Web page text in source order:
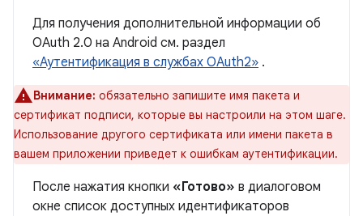
Для получения дополнительной информации об
OAuth 2.0 на Android см. раздел
«Аутентификация в службах OAuth2» .
Внимание: обязательно запишите имя пакета и
сертификат подписи, которые вы настроили на этом шаге.
Использование другого сертификата или имени пакета в
вашем приложении приведет к ошибкам аутентификации.
После нажатия кнопки «Готово» в диалоговом
окне список доступных идентификаторов